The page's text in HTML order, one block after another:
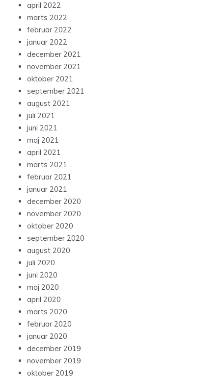
april 2022
marts 2022
februar 2022
januar 2022
december 2021
november 2021
oktober 2021
september 2021
august 2021
juli 2021
juni 2021
maj 2021
april 2021
marts 2021
februar 2021
januar 2021
december 2020
november 2020
oktober 2020
september 2020
august 2020
juli 2020
juni 2020
maj 2020
april 2020
marts 2020
februar 2020
januar 2020
december 2019
november 2019
oktober 2019